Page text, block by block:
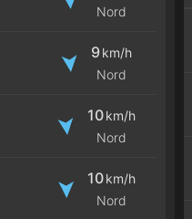
Nord
9km/h
Nord
10km/h
Nord
10km/h
Nord